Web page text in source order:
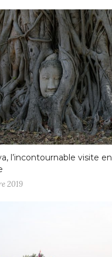
l’incontournable visite en
2019